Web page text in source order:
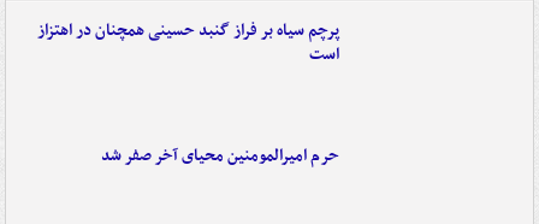
پرچم سیاه بر فراز گنبد حسینی همچنان در اهتزاز
است
حرم امیرالمومنین محیای آخر صفر شد